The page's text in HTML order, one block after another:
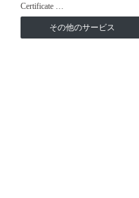
Certificate …
その他のサービス